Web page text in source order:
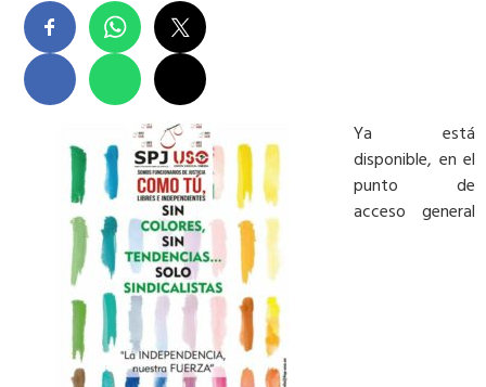
Ya está
disponible, en el
punto de
acceso general